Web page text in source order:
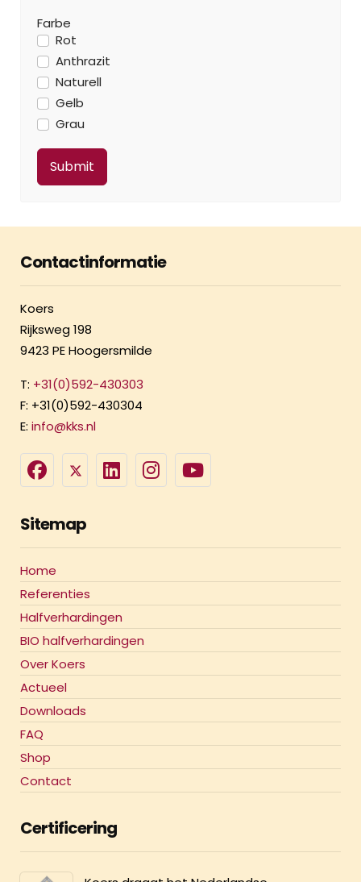
Farbe
Rot
Anthrazit
Naturell
Gelb
Grau
Contactinformatie
Koers
Rijksweg 198
9423 PE Hoogersmilde
T: +31(0)592-430303
F: +31(0)592-430304
E: info@kks.nl
Sitemap
Home
Referenties
Halfverhardingen
BIO halfverhardingen
Over Koers
Actueel
Downloads
FAQ
Shop
Contact
Certificering